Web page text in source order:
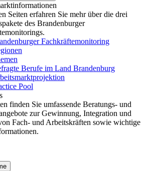
Seiten erfahren Sie mehr über die drei
des Brandenburger
Fachkräftemonitoring
Berufe im Land Brandenburg
Pool
finden Sie umfassende Beratungs- und
zur Gewinnung, Integration und
Fach- und Arbeitskräften sowie wichtige